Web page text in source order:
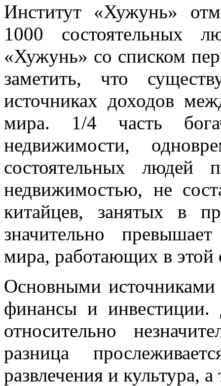
Институт «Хужунь»
1000 состоятельных
«Хужунь» со списком
заметить, что
источниках доходов
мира. 1/4 часть
недвижимости,
состоятельных людей
недвижимостью, не
китайцев, занятых в
значительно
мира, работающих в этой
Основными
финансы и инвестиции.
относительно
разница
развлечения и культура,